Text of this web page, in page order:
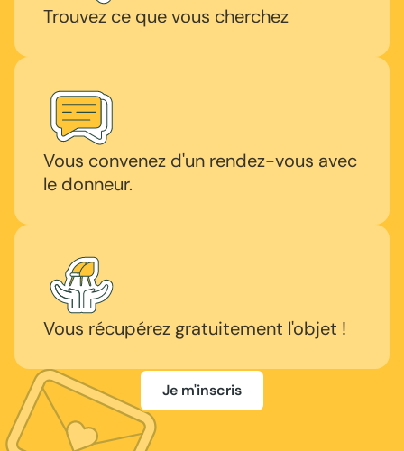
Trouvez ce que vous cherchez
Vous convenez d'un rendez-vous avec
le donneur.
Vous récupérez gratuitement l'objet !
Je m'inscris